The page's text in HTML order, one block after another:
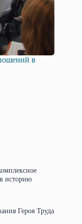
и Федерация
укрепляют
историю
Героя Труда